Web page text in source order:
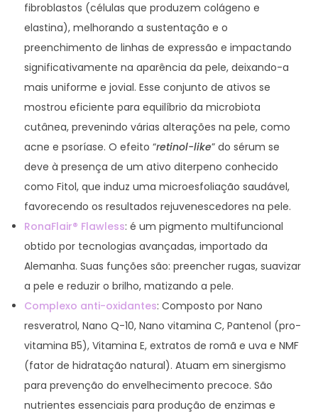
fibroblastos (células que produzem colágeno e
elastina), melhorando a sustentação e o
preenchimento de linhas de expressão e impactando
significativamente na aparência da pele, deixando-a
mais uniforme e jovial. Esse conjunto de ativos se
mostrou eficiente para equilíbrio da microbiota
cutânea, prevenindo várias alterações na pele, como
acne e psoríase. O efeito “retinol-like” do sérum se
deve à presença de um ativo diterpeno conhecido
como Fitol, que induz uma microesfoliação saudável,
favorecendo os resultados rejuvenescedores na pele.
RonaFlair® Flawless: é um pigmento multifuncional
obtido por tecnologias avançadas, importado da
Alemanha. Suas funções são: preencher rugas, suavizar
a pele e reduzir o brilho, matizando a pele.
Complexo anti-oxidantes: Composto por Nano
resveratrol, Nano Q-10, Nano vitamina C, Pantenol (pro-
vitamina B5), Vitamina E, extratos de romã e uva e NMF
(fator de hidratação natural). Atuam em sinergismo
para prevenção do envelhecimento precoce. São
nutrientes essenciais para produção de enzimas e